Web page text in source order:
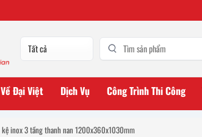
Về Đại Việt Dịch Vụ Công Trình Thi Công
kệ inox 3 tầng thanh nan 1200x360x1030mm